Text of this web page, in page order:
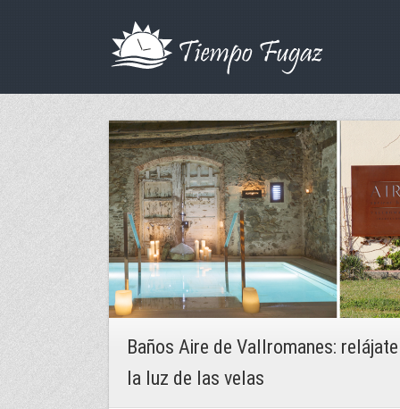
Baños Aire de Vallromanes:
la luz de las velas